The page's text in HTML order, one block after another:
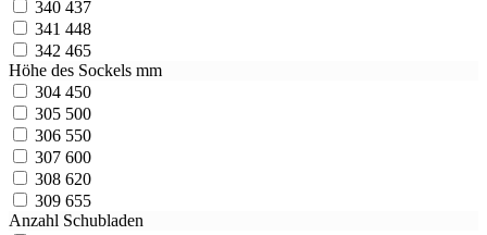
340 437
341 448
342 465
Höhe des Sockels mm
304 450
305 500
306 550
307 600
308 620
309 655
Anzahl Schubladen